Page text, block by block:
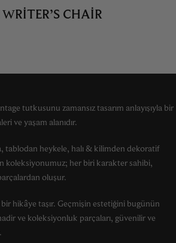
CHAIR
tutkusunu zamansız tasarım anlayışıyla bir
ve yaşam alanıdır.
tablodan heykele, halı & kilimden dekoratif
koleksiyonumuz; her biri karakter sahibi,
oluşur.
hikâye taşır. Geçmişin estetiğini bugünün
ve koleksiyonluk parçaları, güvenilir ve